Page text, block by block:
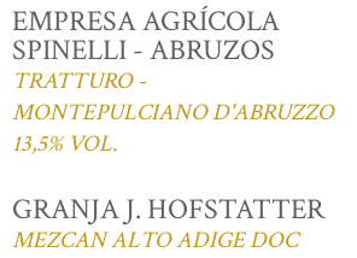
EMPRESA AGRÍCOLA
SPINELLI - ABRUZOS
TRATTURO -
MONTEPULCIANO D'ABRUZZO
13,5% VOL.
GRANJA J. HOFSTATTER
MEZCAN ALTO ADIGE DOC